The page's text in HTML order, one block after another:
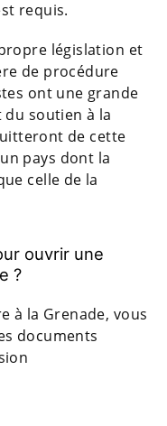
requis.
législation et
de procédure
ont une grande
soutien à la
de cette
pays dont la
celle de la
ouvrir une
?
à la Grenade, vous
documents